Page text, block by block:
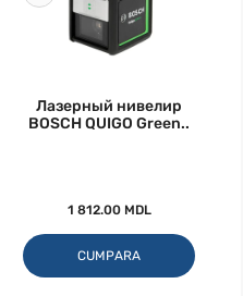
Лазерный нивелир
BOSCH QUIGO Green..
1 812.00 MDL
CUMPARA